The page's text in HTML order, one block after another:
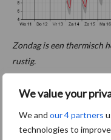
We value your
We and our 4 partners
technologies to
Zondag is een thermisch
rustig.
Aanbevolen